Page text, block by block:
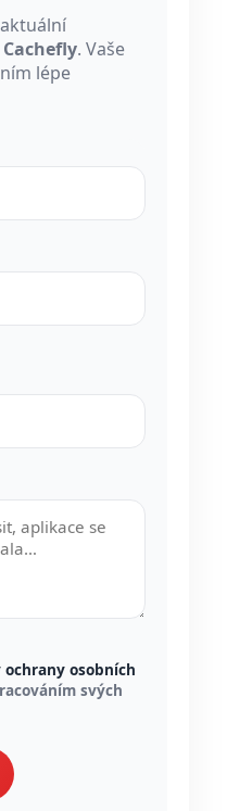
Cachefly. Vaše
lépe
ochrany osobních
svých